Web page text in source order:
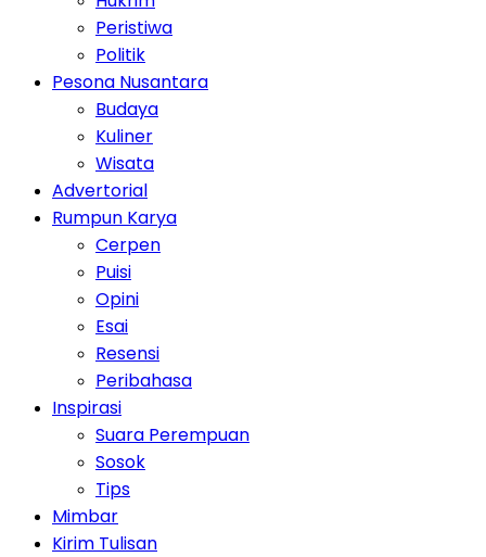
Peristiwa
Politik
Pesona Nusantara
Budaya
Kuliner
Wisata
Advertorial
Rumpun Karya
Cerpen
Puisi
Opini
Esai
Resensi
Peribahasa
Inspirasi
Suara Perempuan
Sosok
Tips
Mimbar
Kirim Tulisan